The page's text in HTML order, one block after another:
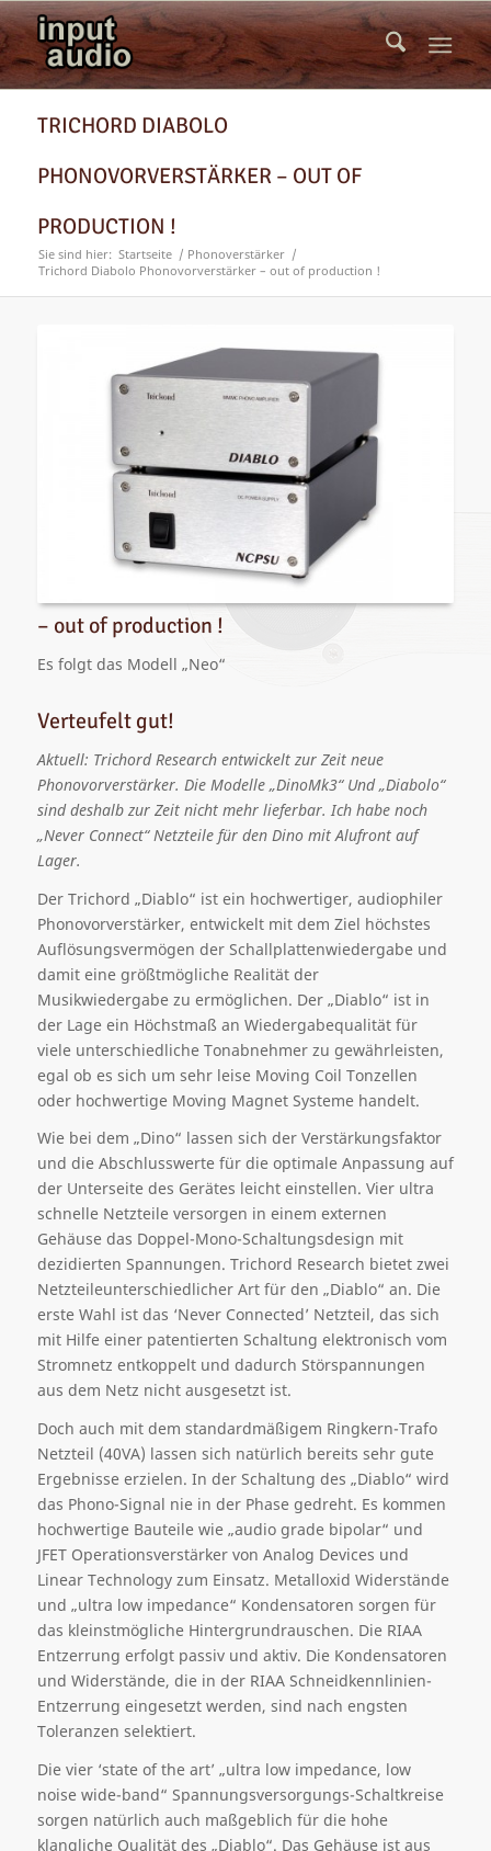
TRICHORD DIABOLO
PHONOVORVERSTÄRKER – OUT OF
PRODUCTION !
Sie sind hier: Startseite / Phonoverstärker /
Trichord Diabolo Phonovorverstärker – out of production !
– out of production !
Es folgt das Modell „Neo“
Verteufelt gut!
Aktuell: Trichord Research entwickelt zur Zeit neue
Phonovorverstärker. Die Modelle „DinoMk3“ Und „Diabolo“
sind deshalb zur Zeit nicht mehr lieferbar. Ich habe noch
„Never Connect“ Netzteile für den Dino mit Alufront auf
Lager.
Der Trichord „Diablo“ ist ein hochwertiger, audiophiler
Phonovorverstärker, entwickelt mit dem Ziel höchstes
Auflösungsvermögen der Schallplattenwiedergabe und
damit eine größtmögliche Realität der
Musikwiedergabe zu ermöglichen. Der „Diablo“ ist in
der Lage ein Höchstmaß an Wiedergabequalität für
viele unterschiedliche Tonabnehmer zu gewährleisten,
egal ob es sich um sehr leise Moving Coil Tonzellen
oder hochwertige Moving Magnet Systeme handelt.
Wie bei dem „Dino“ lassen sich der Verstärkungsfaktor
und die Abschlusswerte für die optimale Anpassung auf
der Unterseite des Gerätes leicht einstellen. Vier ultra
schnelle Netzteile versorgen in einem externen
Gehäuse das Doppel-Mono-Schaltungsdesign mit
dezidierten Spannungen. Trichord Research bietet zwei
Netzteileunterschiedlicher Art für den „Diablo“ an. Die
erste Wahl ist das ‘Never Connected’ Netzteil, das sich
mit Hilfe einer patentierten Schaltung elektronisch vom
Stromnetz entkoppelt und dadurch Störspannungen
aus dem Netz nicht ausgesetzt ist.
Doch auch mit dem standardmäßigem Ringkern-Trafo
Netzteil (40VA) lassen sich natürlich bereits sehr gute
Ergebnisse erzielen. In der Schaltung des „Diablo“ wird
das Phono-Signal nie in der Phase gedreht. Es kommen
hochwertige Bauteile wie „audio grade bipolar“ und
JFET Operationsverstärker von Analog Devices und
Linear Technology zum Einsatz. Metalloxid Widerstände
und „ultra low impedance“ Kondensatoren sorgen für
das kleinstmögliche Hintergrundrauschen. Die RIAA
Entzerrung erfolgt passiv und aktiv. Die Kondensatoren
und Widerstände, die in der RIAA Schneidkennlinien-
Entzerrung eingesetzt werden, sind nach engsten
Toleranzen selektiert.
Die vier ‘state of the art’ „ultra low impedance, low
noise wide-band“ Spannungsversorgungs-Schaltkreise
sorgen natürlich auch maßgeblich für die hohe
klangliche Qualität des „Diablo“. Das Gehäuse ist aus